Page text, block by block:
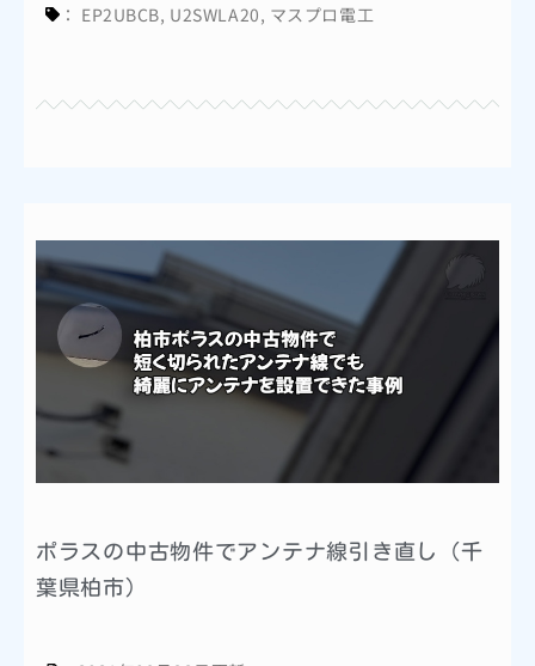
： EP2UBCB, U2SWLA20, マスプロ電工
ポラスの中古物件でアンテナ線引き直し（千
葉県柏市）